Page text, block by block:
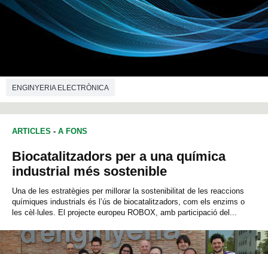
ENGINYERIA ELECTRÒNICA
ENGINYERIA DE TELECOMUNICACIONS
ARTICLES - A FONS
Biocatalitzadors per a una química
industrial més sostenible
Una de les estratègies per millorar la sostenibilitat de les reaccions
químiques industrials és l’ús de biocatalitzadors, com els enzims o
les cèl·lules. El projecte europeu ROBOX, amb participació del...